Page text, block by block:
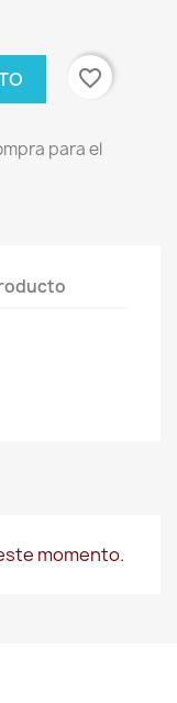
favorite_border
para el
momento.